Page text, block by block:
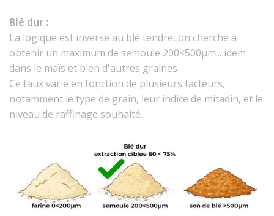
Blé dur :
La logique est inverse au blé tendre, on cherche à
obtenir un maximum de semoule 200<500µm... idem
dans le maïs et bien d'autres graines
Ce taux varie en fonction de plusieurs facteurs,
notamment le type de grain, leur indice de mitadin, et le
niveau de raffinage souhaité.